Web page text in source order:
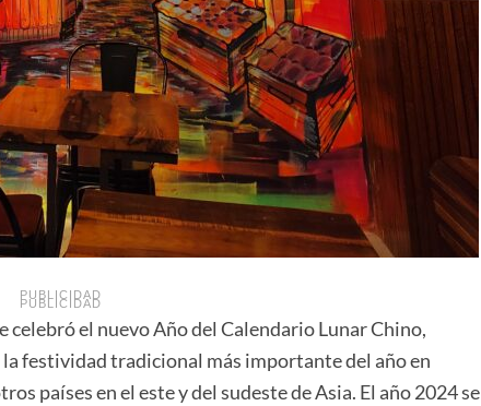
PUBLICIDAD
PUBLICIDAD
celebró el nuevo Año del Calendario Lunar Chino,
festividad tradicional más importante del año en
países en el este y del sudeste de Asia. El año 2024 se